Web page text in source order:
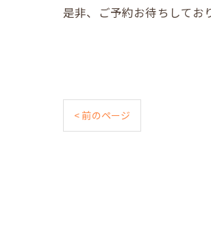
是非、ご予約お待ちしてお
< 前のページ